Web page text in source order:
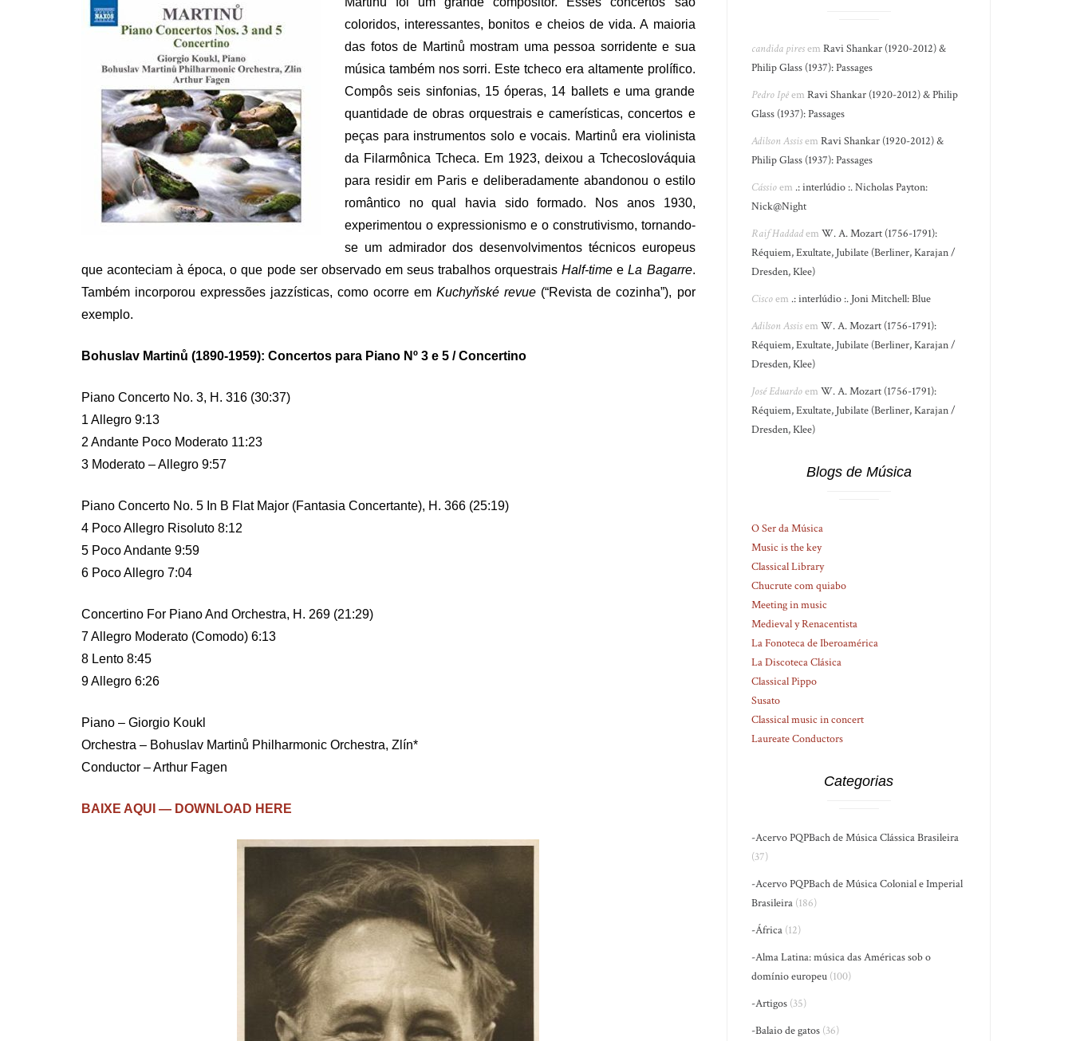
coloridos, interessantes, bonitos e cheios de vida. A maioria
das fotos de Martinů mostram uma pessoa sorridente e sua
música também nos sorri. Este tcheco era altamente prolífico.
Compôs seis sinfonias, 15 óperas, 14 ballets e uma grande
quantidade de obras orquestrais e camerísticas, concertos e
peças para instrumentos solo e vocais. Martinů era violinista
da Filarmônica Tcheca. Em 1923, deixou a Tchecoslováquia
para residir em Paris e deliberadamente abandonou o estilo
romântico no qual havia sido formado. Nos anos 1930,
experimentou o expressionismo e o construtivismo, tornando-
se um admirador dos desenvolvimentos técnicos europeus
que aconteciam à época, o que pode ser observado em seus trabalhos orquestraisHalf-time eLa Bagarre.
Também incorporou expressões jazzísticas, como ocorre emKuchyňské revue (“Revista de cozinha”), por
exemplo.
Bohuslav Martinů (1890-1959): Concertos para Piano Nº 3 e 5 / Concertino
Piano Concerto No. 3, H. 316 (30:37)
1 Allegro 9:13
2 Andante Poco Moderato 11:23
3 Moderato – Allegro 9:57
Piano Concerto No. 5 In B Flat Major (Fantasia Concertante), H. 366 (25:19)
4 Poco Allegro Risoluto 8:12
5 Poco Andante 9:59
6 Poco Allegro 7:04
Concertino For Piano And Orchestra, H. 269 (21:29)
7 Allegro Moderato (Comodo) 6:13
8 Lento 8:45
9 Allegro 6:26
Piano – Giorgio Koukl
Orchestra – Bohuslav Martinů Philharmonic Orchestra, Zlín*
Conductor – Arthur Fagen
BAIXE AQUI — DOWNLOAD HERE
candida piresemRavi Shankar (1920-2012) &
Philip Glass (1937): Passages
Pedro IpêemRavi Shankar (1920-2012) & Philip
Glass (1937): Passages
Adilson AssisemRavi Shankar (1920-2012) &
Philip Glass (1937): Passages
Cássioem .: interlúdio :. Nicholas Payton:
Nick@Night
Raif HaddademW. A. Mozart (1756-1791):
Réquiem, Exultate, Jubilate (Berliner, Karajan /
Dresden, Klee)
Ciscoem .: interlúdio :. Joni Mitchell: Blue
Adilson AssisemW. A. Mozart (1756-1791):
Réquiem, Exultate, Jubilate (Berliner, Karajan /
Dresden, Klee)
José EduardoemW. A. Mozart (1756-1791):
Réquiem, Exultate, Jubilate (Berliner, Karajan /
Dresden, Klee)
Blogs de Música
O Ser da Música
Music is the key
Classical Library
Chucrute com quiabo
Meeting in music
Medieval y Renacentista
La Fonoteca de Iberoamérica
La Discoteca Clásica
Classical Pippo
Susato
Classical music in concert
Laureate Conductors
Categorias
-Acervo PQPBach de Música Clássica Brasileira
(37)
-Acervo PQPBach de Música Colonial e Imperial
Brasileira (186)
-África (12)
-Alma Latina: música das Américas sob o
domínio europeu (100)
-Artigos (35)
-Balaio de gatos (36)